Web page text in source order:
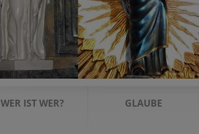
WER IST WER? GLAUBE